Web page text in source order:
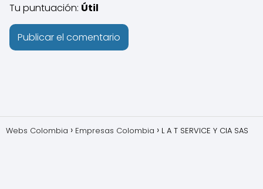
Tu puntuación: Útil
Webs Colombia Empresas Colombia L A T SERVICE Y CIA SAS